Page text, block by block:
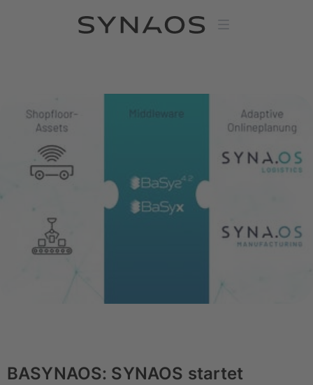
BASYNAOS: SYNAOS startet